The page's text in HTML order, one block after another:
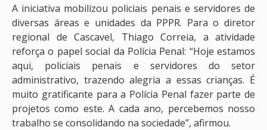
A iniciativa mobilizou policiais penais e servidores de
diversas áreas e unidades da PPPR. Para o diretor
regional de Cascavel, Thiago Correia, a atividade
reforça o papel social da Polícia Penal: “Hoje estamos
aqui, policiais penais e servidores do setor
administrativo, trazendo alegria a essas crianças. É
muito gratificante para a Polícia Penal fazer parte de
projetos como este. A cada ano, percebemos nosso
trabalho se consolidando na sociedade”, afirmou.